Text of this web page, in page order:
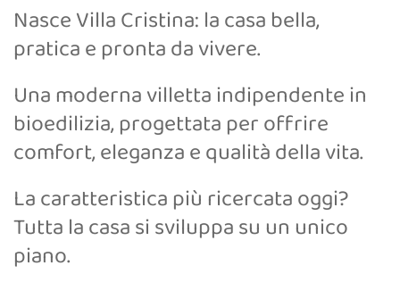
Nasce Villa Cristina: la casa bella,
pratica e pronta da vivere.
Una moderna villetta indipendente in
bioedilizia, progettata per offrire
comfort, eleganza e qualità della vita.
La caratteristica più ricercata oggi?
Tutta la casa si sviluppa su un unico
piano.